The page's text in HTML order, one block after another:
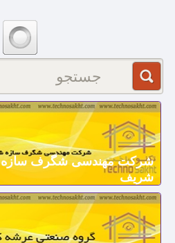
شرکت مهندسی شگرف سازه
شریف